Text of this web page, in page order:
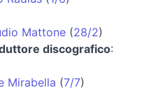
Mattone (28/2)
discografico:
Mirabella (7/7)